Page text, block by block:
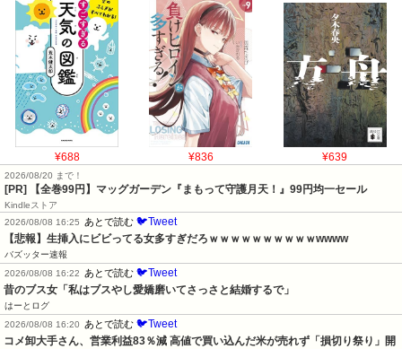
¥688 ¥836 ¥639
2026/08/20 まで！
[PR] 【全巻99円】マッグガーデン『まもって守護月天！』99円均一セール
Kindleストア
2026/08/08 16:25
あとで読む 🐦Tweet
【悲報】生挿入にビビってる女多すぎだろｗｗｗｗｗｗｗｗｗｗwwww
バズッター速報
2026/08/08 16:22
あとで読む 🐦Tweet
昔のブス女「私はブスやし愛嬌磨いてさっさと結婚するで」
はーとログ
2026/08/08 16:20
あとで読む 🐦Tweet
コメ卸大手さん、営業利益83％減 高値で買い込んだ米が売れず「損切り祭り」開